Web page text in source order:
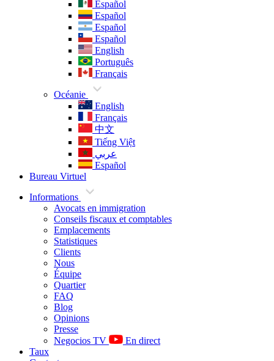
Español
Español
Español
Español
English
Português
Français
Océanie
English
Français
中文
Tiếng Việt
عربي
Español
Bureau Virtuel
Informations
Avocats en immigration
Conseils fiscaux et comptables
Emplacements
Statistiques
Clients
Nous
Équipe
Quartier
FAQ
Blog
Opinions
Presse
Negocios TV
En direct
Taux